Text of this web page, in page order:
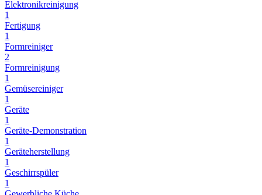
Elektronikreinigung
1
Fertigung
1
Formreiniger
2
Formreinigung
1
Gemüsereiniger
1
Geräte
1
Geräte-Demonstration
1
Geräteherstellung
1
Geschirrspüler
1